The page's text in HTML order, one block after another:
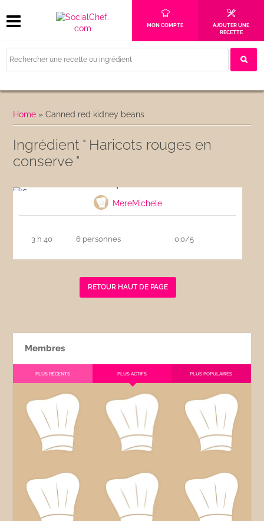
MON COMPTE
AJOUTER UNE
RECETTE
Home »Canned red kidney beans
Ingrédient " Haricots rouges en
conserve "
MereMichele
3 h 40 6 personnes 0.0/5
RETOUR HAUT DE PAGE
Membres
PLUS RÉCENTS PLUS ACTIFS PLUS POPULAIRES